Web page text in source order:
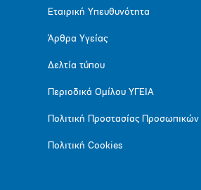
Εταιρική Υπευθυνότητα
Άρθρα Υγείας
Δελτία τύπου
Περιοδικά Ομίλου ΥΓΕΙΑ
Πολιτική Προστασίας
Πολιτική Cookies